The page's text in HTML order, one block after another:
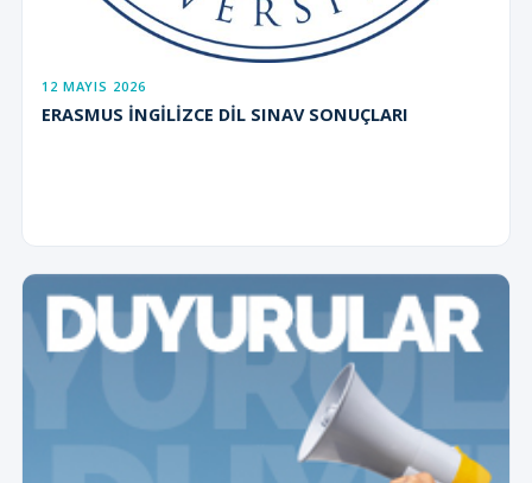
12 MAYIS 2026
ERASMUS İNGİLİZCE DİL SINAV SONUÇLARI